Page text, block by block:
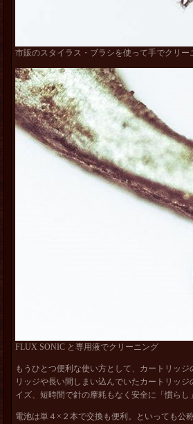
市販のスタイラス・ブラシを使って手でクリー
FLUX SONIC と専用液でクリーニング
もうひとつ便利な使い方として、カートリッ
リッジや長い間しまい込んでいたカートリッ
イズ、短時間で針の摩耗もなく安全に「慣らし
電池は単４×２本で交換も便利。といっても公